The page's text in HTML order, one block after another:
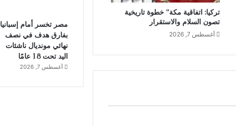
تركيا: اتفاقية مكة” خطوة تاريخية
تصون السلام والاستقرار
أغسطس 7, 2026
مصر تخسر أمام إسبانيا
بفارق هدف في نصف
نهائي مونديال ناشئات
اليد تحت 18 عامًا
أغسطس 7, 2026